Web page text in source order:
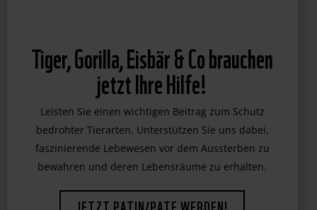
Tiger, Gorilla, Eisbär & Co brauchen
jetzt Ihre Hilfe!
Leisten Sie einen wichtigen Beitrag zum Schutz
bedrohter Tierarten. Unterstützen Sie uns dabei,
faszinierende Lebewesen vor dem Aussterben zu